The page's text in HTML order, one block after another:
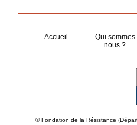
Accueil
Qui sommes
nous ?
© Fondation de la Résistance